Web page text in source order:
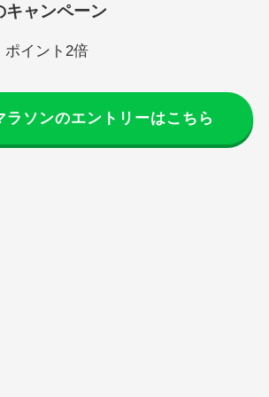
キャンペーン
ポイント2倍
ラソンのエントリーはこちら